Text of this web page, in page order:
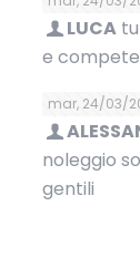
LUCA
e
mar, 24/03/
noleggio
gentili